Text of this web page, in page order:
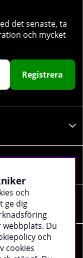
det senaste, ta
och mycket
Registrera
och
ge dig
webbplats. Du
och
cookies